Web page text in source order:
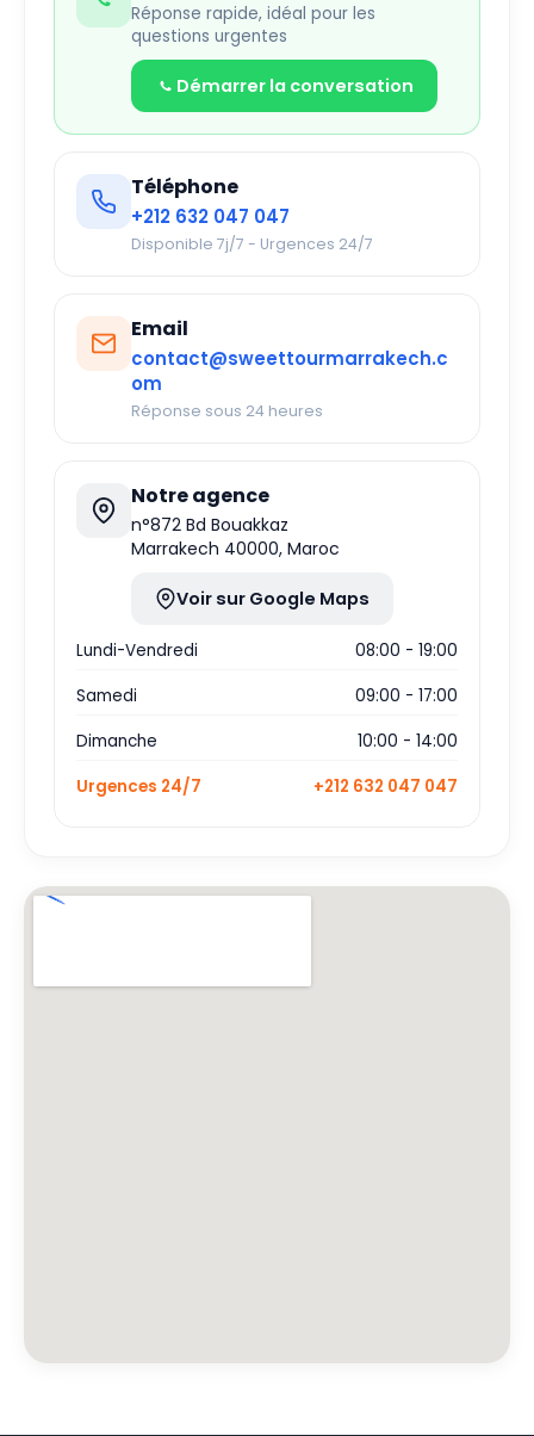
Réponse rapide, idéal pour les
questions urgentes
Démarrer la conversation
Téléphone
+212 632 047 047
Disponible 7j/7 - Urgences 24/7
Email
contact@sweettourmarrakech.c
om
Réponse sous 24 heures
Notre agence
n°872 Bd Bouakkaz
Marrakech 40000, Maroc
Voir sur Google Maps
Lundi-Vendredi
08:00 - 19:00
Samedi
09:00 - 17:00
Dimanche
10:00 - 14:00
Urgences 24/7
+212 632 047 047